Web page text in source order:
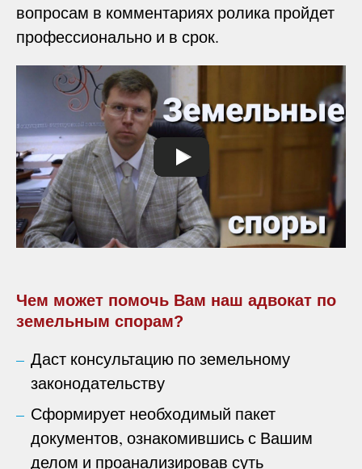
вопросам в комментариях ролика пройдет
профессионально и в срок.
Чем может помочь Вам наш адвокат по
земельным спорам?
Даст консультацию по земельному
законодательству
Сформирует необходимый пакет
документов, ознакомившись с Вашим
делом и проанализировав суть